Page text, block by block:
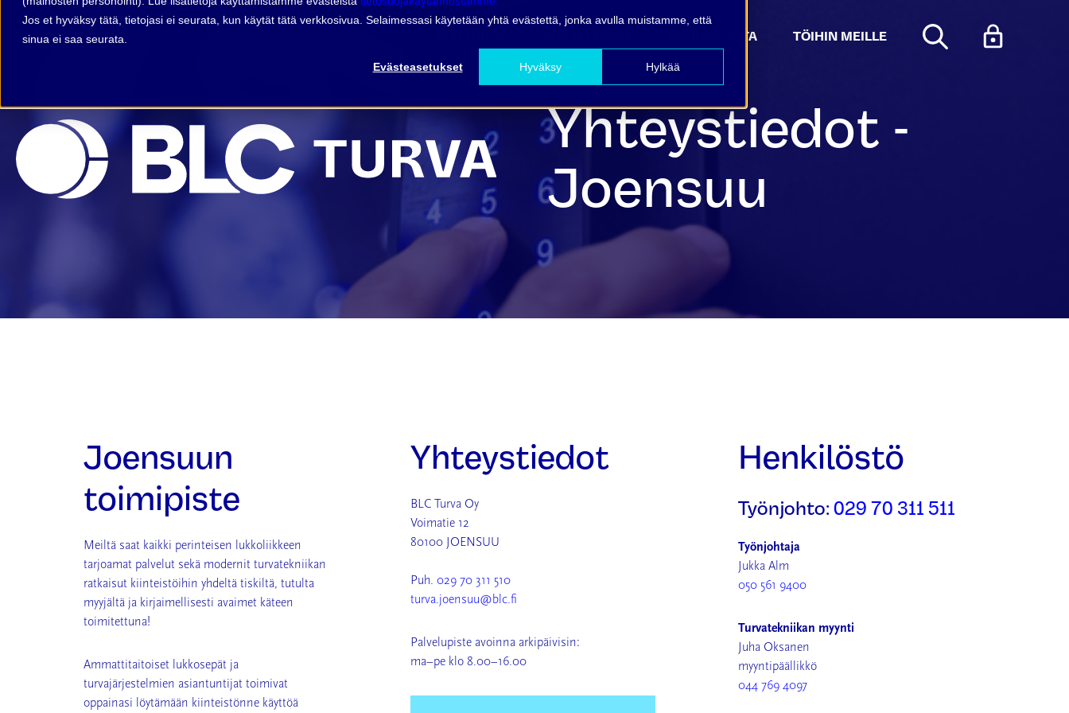
Jos et hyväksy tätä, tietojasi ei seurata, kun käytät tätä verkkosivua. Selaimessasi käytetään yhtä evästettä, jonka avulla muistamme, että
sinua ei saa seurata.
Evästeasetukset Hyväksy Hylkää
OSUUSKUNTA TÖIHIN MEILLE
Yhteystiedot -
Joensuu
Joensuun
toimipiste
Meiltä saat kaikki perinteisen lukkoliikkeen
tarjoamat palvelut sekä modernit turvatekniikan
ratkaisut kiinteistöihin yhdeltä tiskiltä, tutulta
myyjältä ja kirjaimellisesti avaimet käteen
toimitettuna!
Ammattitaitoiset lukkosepät ja
turvajärjestelmien asiantuntijat toimivat
oppainasi löytämään kiinteistönne käyttöä
Yhteystiedot
BLC Turva Oy
Voimatie 12
80100 JOENSUU
Puh.029 70 311 510
turva.joensuu@blc.fi
Palvelupiste avoinna arkipäivisin:
ma–pe klo 8.00–16.00
Henkilöstö
Työnjohto: 029 70 311 511
Työnjohtaja
Jukka Alm
050 561 9400
Turvatekniikan myynti
Juha Oksanen
myyntipäällikkö
044 769 4097